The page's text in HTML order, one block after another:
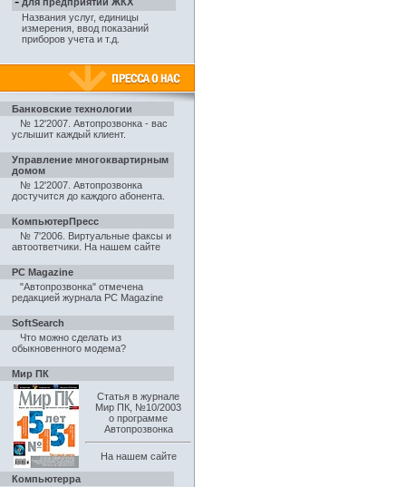
Названия услуг, единицы
измерения, ввод показаний
приборов учета и т.д.
Банковские технологии
№ 12'2007. Автопрозвонка - вас
услышит каждый клиент.
Управление многоквартирным
домом
№ 12'2007. Автопрозвонка
достучится до каждого абонента
КомпьютерПресс
№ 7'2006. Виртуальные факсы и
автоответчики На нашем сайте
PC Magazine
"Автопрозвонка" отмечена
редакцией журнала PC Magazine
SoftSearch
Что можно сделать из
обыкновенного модема?
Мир ПК
Статья в журнале
Мир ПК, №10/2003
о программе
Автопрозвонка
На нашем сайте
Компьютерра